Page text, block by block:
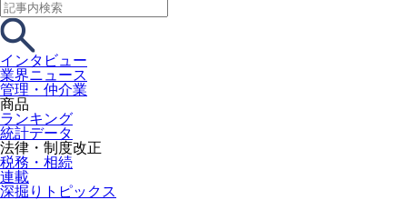
インタビュー
業界ニュース
管理・仲介業
商品
ランキング
統計データ
法律・制度改正
税務・相続
連載
深掘りトピックス